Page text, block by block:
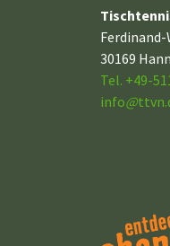
30169
Tel. +49-
info@